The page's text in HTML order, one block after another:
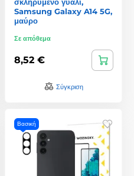
Samsung Galaxy A14 5G,
μαύρο
Σε απόθεμα
8,52 €
Σύγκριση
Βασική